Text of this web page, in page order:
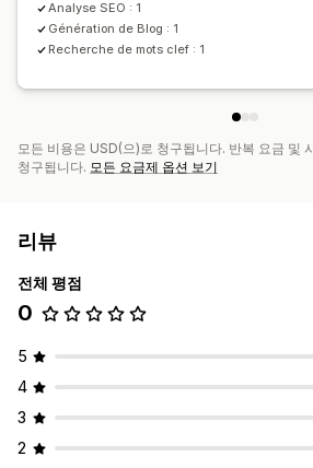
Analyse SEO : 1
Génération de Blog : 1
Recherche de mots clef : 1
모든 비용은 USD(으)로 청구됩니다. 반복 요금 및
청구됩니다. 모든 요금제 옵션 보기
리뷰
전체 평점
0
5
4
3
2